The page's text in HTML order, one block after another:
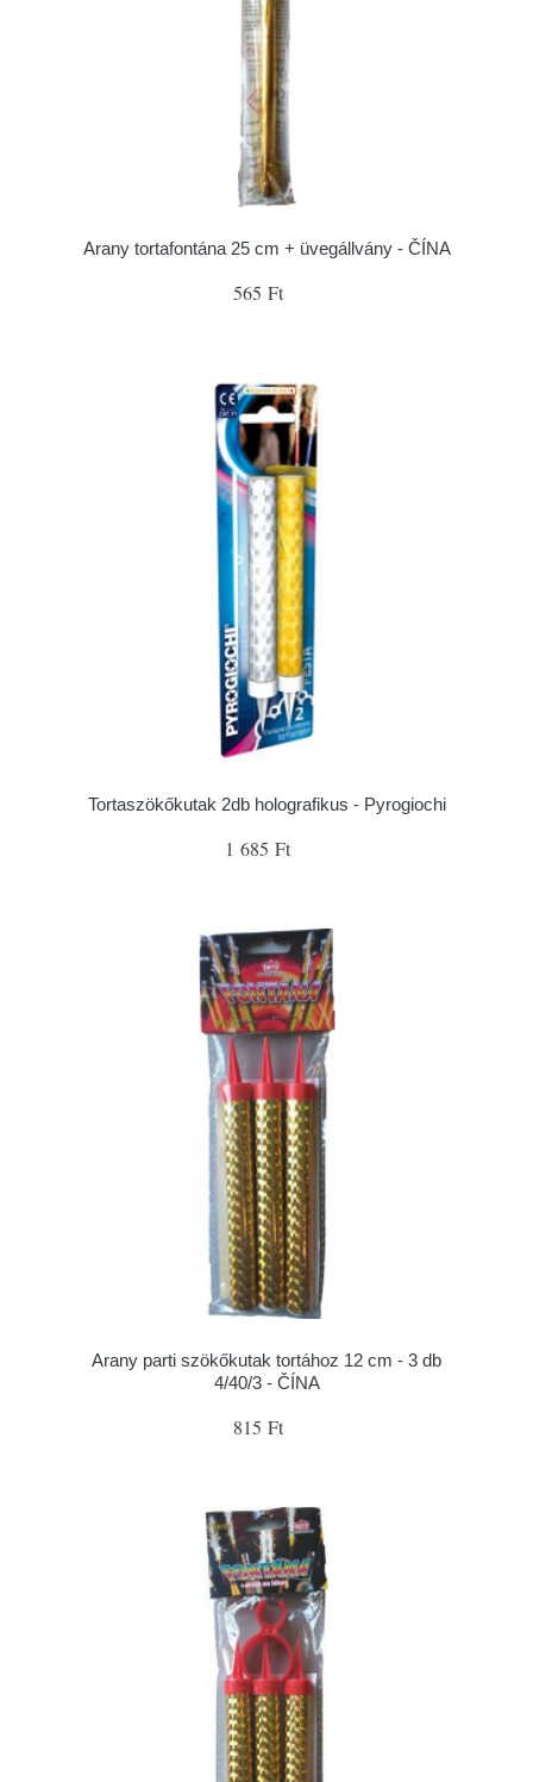
Arany tortafontána 25 cm + üvegállvány - ČÍNA
565 Ft
Tortaszökőkutak 2db holografikus - Pyrogiochi
1 685 Ft
Arany parti szökőkutak tortához 12 cm - 3 db
4/40/3 - ČÍNA
815 Ft